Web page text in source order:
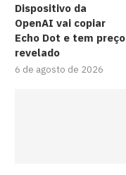
Dispositivo da
OpenAI vai copiar
Echo Dot e tem preço
revelado
6 de agosto de 2026